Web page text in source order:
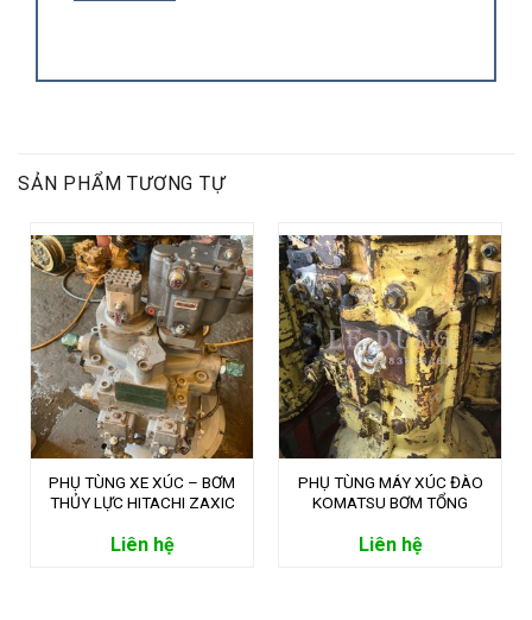
SẢN PHẨM TƯƠNG TỰ
PHỤ TÙNG XE XÚC – BƠM
THỦY LỰC HITACHI ZAXIC
Liên hệ
PHỤ TÙNG MÁY XÚC ĐÀO
KOMATSU BƠM TỔNG
Liên hệ